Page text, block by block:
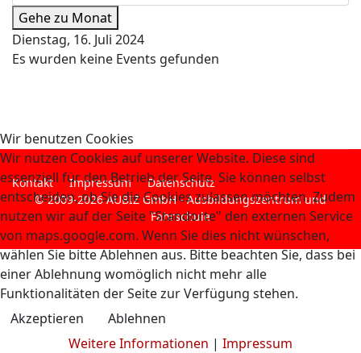
Gehe zu Monat
Dienstag, 16. Juli 2024
Es wurden keine Events gefunden
Kontakt Impressum
Datenschutz
© 2009-2026 AUBIZ GmbH - Ausbildungszentrum und
Fahrschule
Wir benutzen Cookies
Wir nutzen Cookies auf unserer Website. Diese sind
essenziell für den Betrieb der Seite. Sie können selbst
entscheiden, ob Sie die Cookies zulassen möchten. Zudem
nutzen wir auf der Seite "Standorte" den externen Service
von maps.google.com. Wenn Sie dies nicht wünschen,
wählen Sie bitte Ablehnen aus. Bitte beachten Sie, dass bei
einer Ablehnung womöglich nicht mehr alle
Funktionalitäten der Seite zur Verfügung stehen.
Akzeptieren
Ablehnen
Weitere Informationen | Impressum